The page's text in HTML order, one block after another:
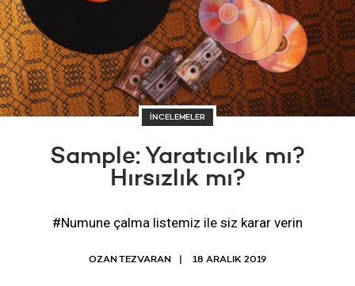
İNCELEMELER
Sample: Yaratıcılık mı?
Hırsızlık mı?
#Numune çalma listemiz ile siz karar verin
OZAN TEZVARAN 18 ARALIK 2019